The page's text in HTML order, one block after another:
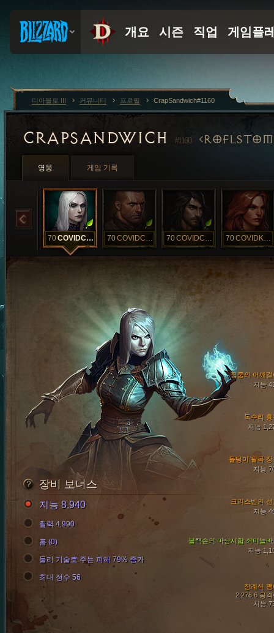
CRAPSANDWICH #1160
영웅 게임 기록
70 COVIDCarol 70 COVIDChristo 70 COVIDClark 70 COVIDKaren
독수리 흉
지능
돌덩이 팔목 장
지능
집중의 어깨걸
지능
블랙손의 마상시합 쇠미늘바
지능
장례식 괭
2,278.6 공격
지능
크리스빈의 선
지능
장비 보너스
지능 8,940
활력 4,990
홈 (0)
물리 기술로 주는 피해 79% 증가
최대 정수 56
디아블로 III 커뮤니티 프로필 CrapSandwich#1160